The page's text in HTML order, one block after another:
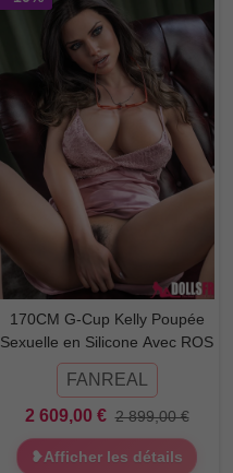
170CM G-Cup Kelly Poupée
Sexuelle en Silicone Avec ROS
FANREAL
2 609,00 € 2 899,00 €
❥Afficher les détails